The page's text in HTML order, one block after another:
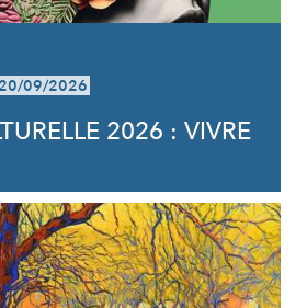
09/2026
2026 : VIVRE